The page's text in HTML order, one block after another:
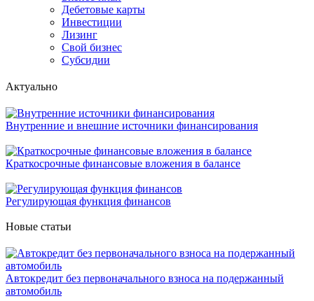
Дебетовые карты
Инвестиции
Лизинг
Свой бизнес
Субсидии
Актуально
Внутренние и внешние источники финансирования
Краткосрочные финансовые вложения в балансе
Регулирующая функция финансов
Новые статьи
Автокредит без первоначального взноса на подержанный
автомобиль